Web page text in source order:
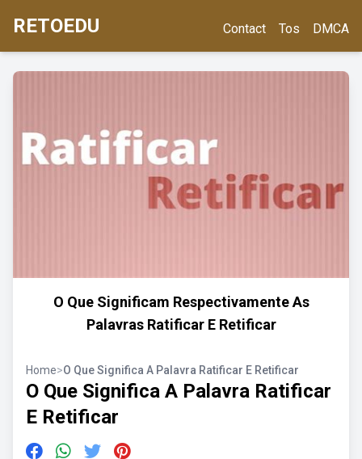
RETOEDU Contact Tos DMCA
O Que Significam Respectivamente As
Palavras Ratificar E Retificar
Home>O Que Significa A Palavra Ratificar E Retificar
O Que Significa A Palavra Ratificar
E Retificar